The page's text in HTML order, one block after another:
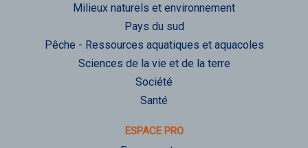
Milieux naturels et environnement
Pays du sud
Pêche - Ressources aquatiques et aquacoles
Sciences de la vie et de la terre
Société
Santé
ESPACE PRO